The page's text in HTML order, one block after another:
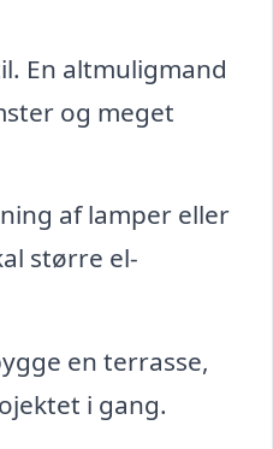
En altmuligmand
og meget
af lamper eller
større el-
en terrasse,
i gang.